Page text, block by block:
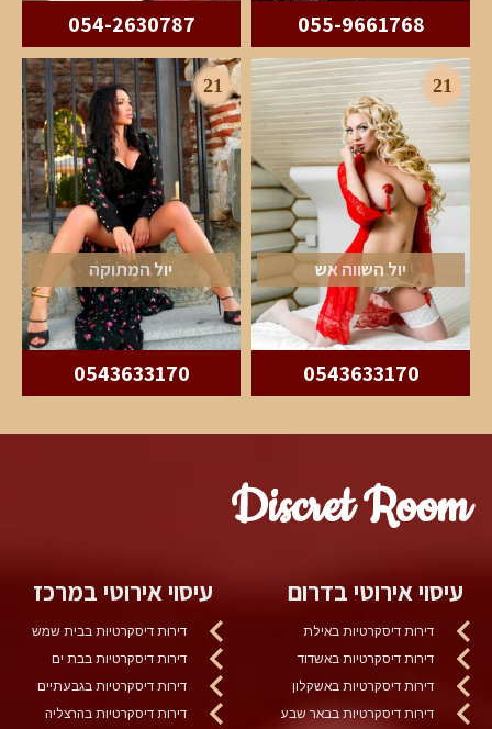
055-9661768
054-2630787
21
יול השווה אש
0543633170
21
יול המתוקה
0543633170
Discret Room
עיסוי אירוטי בדרום
דירות דיסקרטיות באילת
דירות דיסקרטיות באשדוד
דירות דיסקרטיות באשקלון
דירות דיסקרטיות בבאר שבע
עיסוי אירוטי במרכז
דירות דיסקרטיות בבית שמש
דירות דיסקרטיות בבת ים
דירות דיסקרטיות בגבעתיים
דירות דיסקרטיות בהרצליה